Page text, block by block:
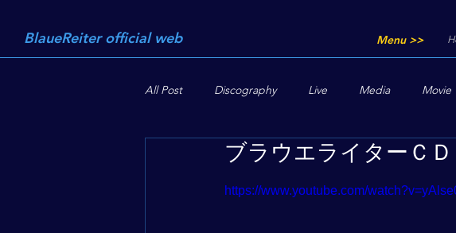
BlaueReiter official web Menu >>
All Post Discography Live Media Movie
ブラウエライターＣ
https://www.youtube.com/